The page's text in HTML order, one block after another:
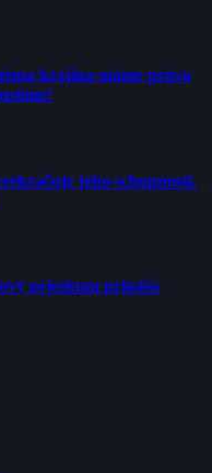
krajina máme právo
jeho schopnosti.
prieskum prináša